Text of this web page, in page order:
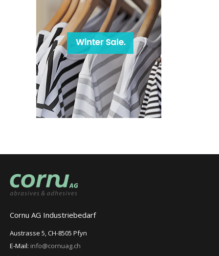
Cornu AG Industriebedarf
Austrasse 5, CH-8505 Pfyn
E-Mail: info@cornuag.ch